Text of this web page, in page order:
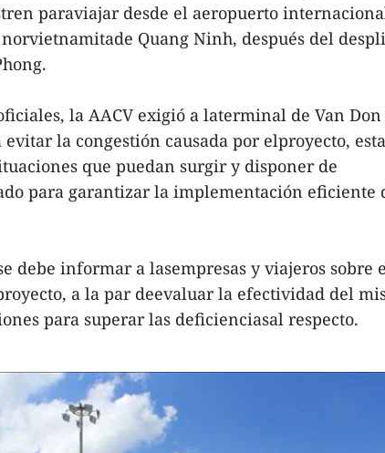
paraviajar desde el aeropuerto
Quang Ninh, después del
la AACV exigió a laterminal de Van
evitar la congestión causada por elproyecto,
que puedan surgir y disponer de
para garantizar la implementación eficiente
debe informar a lasempresas y viajeros sobre
a la par deevaluar la efectividad del
para superar las deficienciasal respecto.